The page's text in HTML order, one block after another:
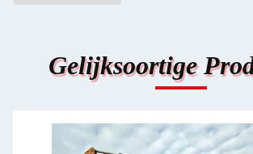
Gelijksoortige